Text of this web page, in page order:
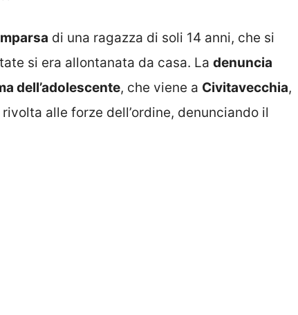
di una ragazza di soli 14 anni, che si
si era allontanata da casa. La denuncia
dell’adolescente, che viene a Civitavecchia,
alle forze dell’ordine, denunciando il